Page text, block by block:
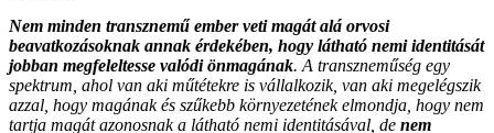
Nem minden transznemű ember veti magát alá orvosi
beavatkozásoknak annak érdekében, hogy látható nemi identitását
jobban megfeleltesse valódi önmagának. A transzneműség egy
spektrum, ahol van aki műtétekre is vállalkozik, van aki megelégszik
azzal, hogy magának és szűkebb környezetének elmondja, hogy nem
tartja magát azonosnak a látható nemi identitásával, de nem